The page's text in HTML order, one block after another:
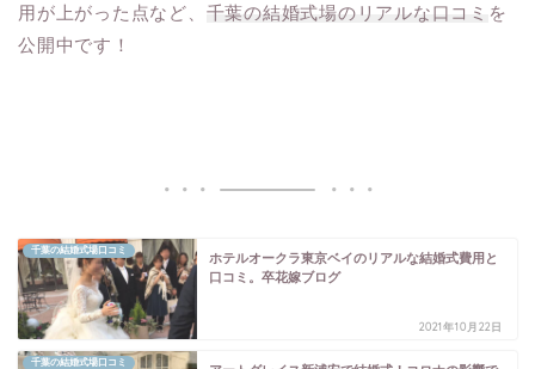
用が上がった点など、 千葉の結婚式場のリアルな口コミ を
公開中です！
千葉の結婚式場口コミ
ホテルオークラ東京ベイのリアルな結婚式費用と
口コミ。卒花嫁ブログ
2021年10月22日
千葉の結婚式場口コミ